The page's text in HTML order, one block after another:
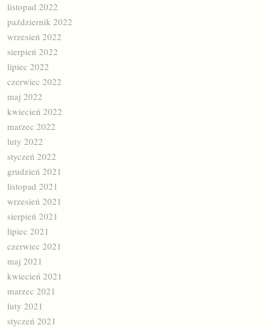
listopad 2022
październik 2022
wrzesień 2022
sierpień 2022
lipiec 2022
czerwiec 2022
maj 2022
kwiecień 2022
marzec 2022
luty 2022
styczeń 2022
grudzień 2021
listopad 2021
wrzesień 2021
sierpień 2021
lipiec 2021
czerwiec 2021
maj 2021
kwiecień 2021
marzec 2021
luty 2021
styczeń 2021